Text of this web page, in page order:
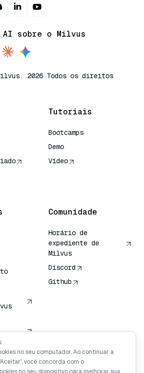
AI sobre o Milvus
2026 Todos os direitos
Tutoriais
Bootcamps
Demo
Vídeo
Comunidade
Horário de
expediente de
Milvus
Discord
Github
no seu computador. Ao continuar a
você concorda com o